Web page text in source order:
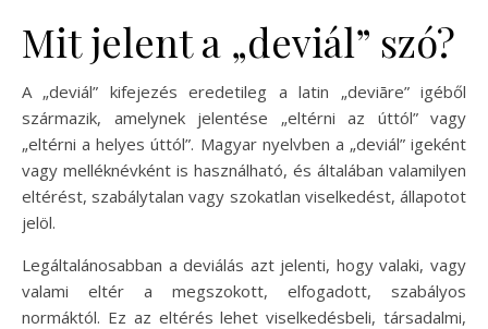
Mit jelent a „deviál” szó?
A „deviál” kifejezés eredetileg a latin „deviāre” igéből
származik, amelynek jelentése „eltérni az úttól” vagy
„eltérni a helyes úttól”. Magyar nyelvben a „deviál” igeként
vagy melléknévként is használható, és általában valamilyen
eltérést, szabálytalan vagy szokatlan viselkedést, állapotot
jelöl.
Legáltalánosabban a deviálás azt jelenti, hogy valaki, vagy
valami eltér a megszokott, elfogadott, szabályos
normáktól. Ez az eltérés lehet viselkedésbeli, társadalmi,